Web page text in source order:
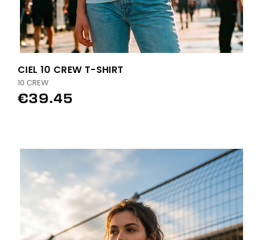
CIEL 10 CREW T-SHIRT
10 CREW
€39.45